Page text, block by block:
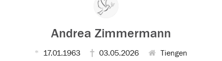
Andrea Zimmermann
17.01.1963 03.05.2026 Tiengen